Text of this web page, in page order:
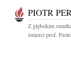
PIOTR
Z głębokim
śmierci prof.